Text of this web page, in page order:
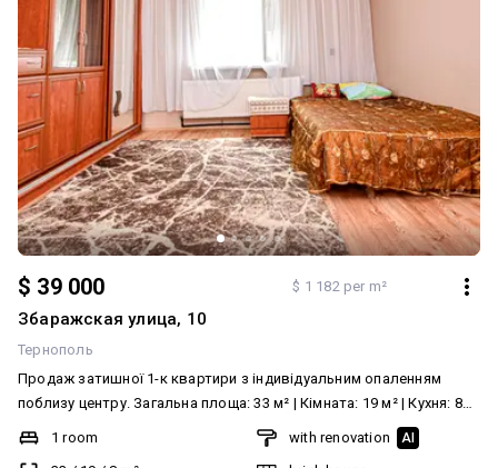
$ 39 000 $ 1 182 per m²
Збаражская улица, 10
Тернополь
Продаж затишної 1-к квартири з індивідуальним опаленням
поблизу центру. Загальна площа: 33 м² | Кімната: 19 м² | Кухня: 8
м² Поверх: 2 з 2 Світла та затишна однокімнатна квартира в
районі з чудовою інфраструктурою поблизу центру
1 room
with renovation AI